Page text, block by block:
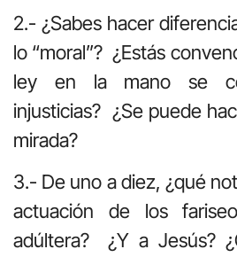
2.- ¿Sabes hacer
lo “moral”? ¿Estás
ley en la mano se
injusticias? ¿Se puede
mirada?
3.- De uno a diez, ¿qué
actuación de los
adúltera? ¿Y a Jesús?